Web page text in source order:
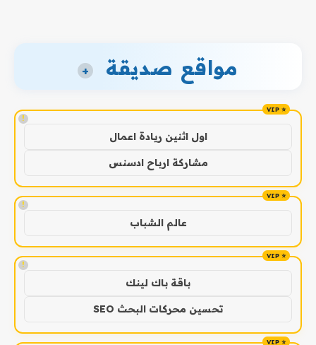
مواقع صديقة +
!
اول اثنين ريادة اعمال
مشاركة ارباح ادسنس
!
عالم الشباب
!
باقة باك لينك
تحسين محركات البحث SEO